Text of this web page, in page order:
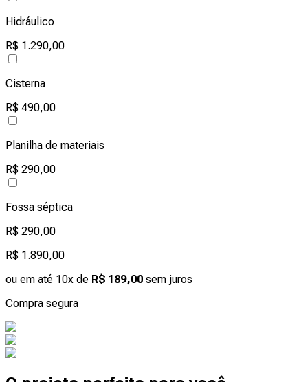
Hidráulico
R$ 1.290,00
Cisterna
R$ 490,00
Planilha de materiais
R$ 290,00
Fossa séptica
R$ 290,00
R$ 1.890,00
ou em até 10x de R$ 189,00 sem juros
Compra segura